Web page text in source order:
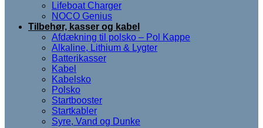
Lifeboat Charger
NOCO Genius
Tilbehør, kasser og kabel
Afdækning til polsko – Pol Kappe
Alkaline, Lithium & Lygter
Batterikasser
Kabel
Kabelsko
Polsko
Startbooster
Startkabler
Syre, Vand og Dunke